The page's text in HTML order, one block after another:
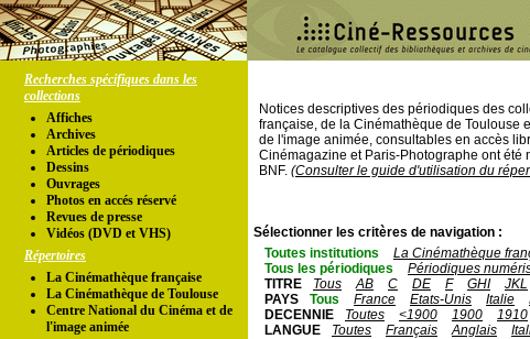
Recherches spécifiques dans les
collections
Affiches
Archives
Articles de périodiques
Dessins
Ouvrages
Photos en accés réservé
Revues de presse
Vidéos (DVD et VHS)
Répertoires
La Cinémathèque française
La Cinémathèque de Toulouse
Centre National du Cinéma et de
l'image animée
Notices descriptives des périodiques des
française, de la Cinémathèque de Toulouse
de l'image animée, consultables en accès
Cinémagazine et Paris-Photographe ont été
BNF. (Consulter le guide d'utilisation du
Sélectionner les critères de navigation :
Toutes institutions
La Cinémathèque
Tous les périodiques
Périodiques
TITRE
Tous AB C DE F GHI JKL
PAYS
Tous France Etats-Unis Italie
DECENNIE
Toutes <1900 1900 1910
LANGUE
Toutes Français Anglais